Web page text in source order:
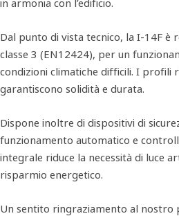
in armonia con l’edificio.
Dal punto di vista tecnico, la I-14F è
classe 3 (EN12424), per un
condizioni climatiche difficili. I profili
garantiscono solidità e durata.
Dispone inoltre di dispositivi di
funzionamento automatico e
integrale riduce la necessità di luce
risparmio energetico.
Un sentito ringraziamento al nostro